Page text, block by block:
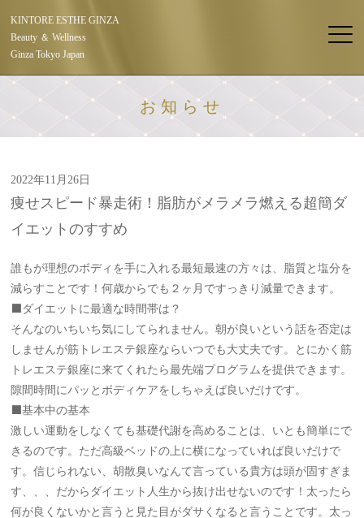
KINTORE ESTHE GINZA
Beauty ＆ Wellness
Ginza Tokyo Japan
お知らせ
2022年11月26日
痩せスピード暴走術！脂肪がメラメラ燃える超簡ダ
イエットのすすめ
誰もが理想のボディを手に入れる最短最速の方々は、脂質と塩分を
減らすことです！何歳からでも２ヶ月ですっきり減量できます。
⬛️ダイエットに最適な時間帯は？
そんなのいちいち気にしてられません。朝が良いという話を否定は
しませんが筋トレエステ銀座ならいつでも大丈夫です。とにかく筋
トレエステ銀座に来てくれたら最先端プログラムを提供できます。
隙間時間にパッとボディケアをしちゃえば良いだけです。
⬛️基本中の基本
激しい運動をしなくても基礎代謝を高めることは、いとも簡単にで
きるのです。ただ高級ベッドの上に横になっていれば良いだけで
す。信じられない、胡散臭いなんて言っている貴方は頭が固すぎま
す、、、だからダイエット人生から抜け出せないのです！太ったら
何が良くないかと言うと見た目がダサくなると言うことです。太っ